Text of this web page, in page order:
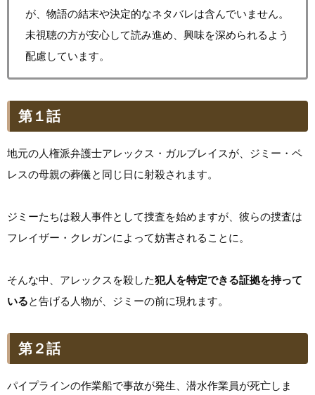
が、物語の結末や決定的なネタバレは含んでいません。
未視聴の方が安心して読み進め、興味を深められるよう
配慮しています。
第１話
地元の人権派弁護士アレックス・ガルブレイスが、ジミー・ペ
レスの母親の葬儀と同じ日に射殺されます。
ジミーたちは殺人事件として捜査を始めますが、彼らの捜査は
フレイザー・クレガンによって妨害されることに。
そんな中、アレックスを殺した犯人を特定できる証拠を持って
いると告げる人物が、ジミーの前に現れます。
第２話
パイプラインの作業船で事故が発生、潜水作業員が死亡しま